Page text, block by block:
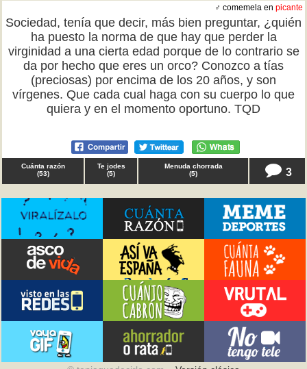
♂ comemela en picante
Sociedad, tenía que decir, más bien preguntar, ¿quién
ha puesto la norma de que hay que perder la
virginidad a una cierta edad porque de lo contrario se
da por hecho que eres un orco? Conozco a tías
(preciosas) por encima de los 20 años, y son
vírgenes. Que cada cual haga con su cuerpo lo que
quiera y en el momento oportuno. TQD
Cuánta razón
(53)
Te jodes
(5)
Menuda chorrada
(5) 3